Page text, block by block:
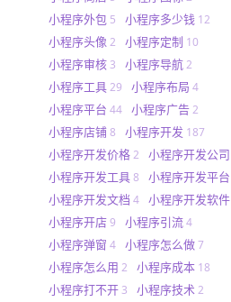
小程序外包 5 小程序多少钱 12
小程序头像 2 小程序定制 10
小程序审核 3 小程序导航 2
小程序工具 29 小程序布局 4
小程序平台 44 小程序广告 2
小程序店铺 8 小程序开发 187
小程序开发价格 2 小程序开发公司
小程序开发工具 8 小程序开发平台
小程序开发文档 4 小程序开发软件
小程序开店 9 小程序引流 4
小程序弹窗 4 小程序怎么做 7
小程序怎么用 2 小程序成本 18
小程序打不开 3 小程序技术 2